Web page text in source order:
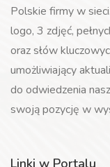
Polskie firmy w
logo, 3 zdjęć,
oraz słów
umożliwiający
do odwiedzenia
swoją pozycję w
Linki w Portalu